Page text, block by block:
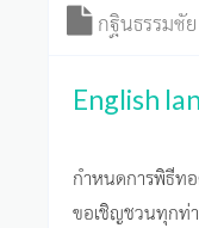
กฐินธรรมชั
English
กำหนดการพิธีท
ขอเชิญชวนทุกท่